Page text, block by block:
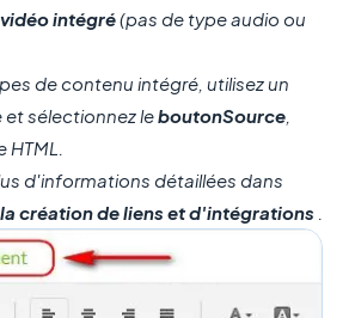
intégré(pas de type audio ou
de contenu intégré, utilisez un
et sélectionnez leboutonSource,
d'informations détaillées dans
la création de liens et d'intégrations